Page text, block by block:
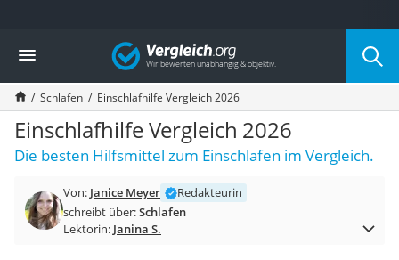
Die beliebtesten Vergleiche nach Kategorie
Wohnen
Matratzen-Topper
Matratzen
Konferenzlautsprecher
Tageslichtlampe
Badlüfter
Bürohocker
Außenleuchte mit Kamera
Vergleich
Schlafen Einschlafhilfe Vergleich 2026
Einschlafhilfe Vergleich 2026
Die besten Hilfsmittel zum Einschlafen im Vergleich.
Von: Janice Meyer
Redakteurin
schreibt über:Schlafen
Lektorin: Janina S.